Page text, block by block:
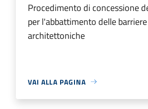
Procedimento di concessione
per l'abbattimento delle barriere
architettoniche
VAI ALLA PAGINA